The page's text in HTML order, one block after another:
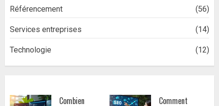
Référencement (56)
Services entreprises (14)
Technologie (12)
Combien Comment